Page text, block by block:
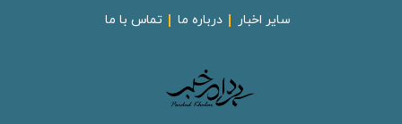
سایر اخبار درباره ما تماس با ما